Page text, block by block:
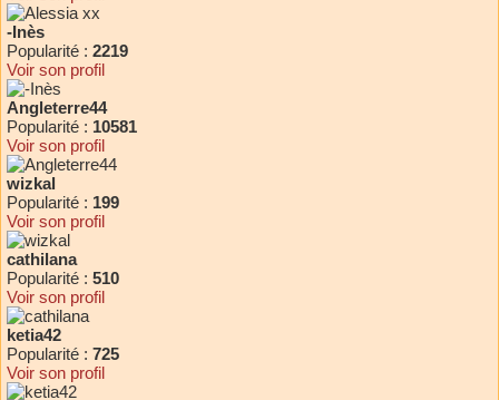
-Inès
Popularité : 2219
Voir son profil
Angleterre44
Popularité : 10581
Voir son profil
wizkal
Popularité : 199
Voir son profil
cathilana
Popularité : 510
Voir son profil
ketia42
Popularité : 725
Voir son profil